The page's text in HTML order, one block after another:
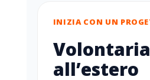
INIZIA CON UN
all’estero